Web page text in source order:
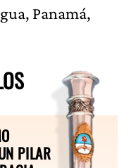
Panamá,
PILAR